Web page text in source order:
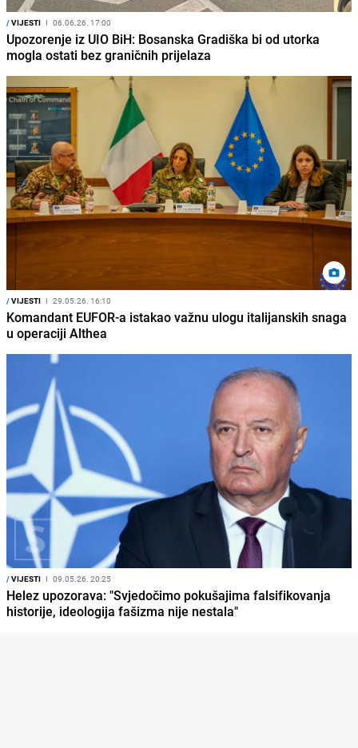
/VIJESTI I 06.06.26. 17:00
Upozorenje iz UIO BiH: Bosanska Gradiška bi od utorka
mogla ostati bez graničnih prijelaza
/VIJESTI I 29.05.26. 16:10
Komandant EUFOR-a istakao važnu ulogu italijanskih snaga
u operaciji Althea
/VIJESTI I 09.05.26. 20:25
Helez upozorava: "Svjedočimo pokušajima falsifikovanja
historije, ideologija fašizma nije nestala"